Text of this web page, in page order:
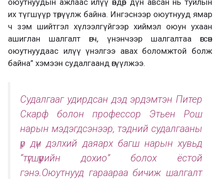
оюутнуудын ажлаас илүү өндөр дүн авсан нь туйлын
их түгшүүр төрүүлж байна. Ингэснээр оюутнууд ямар
ч зэм шийтгэл хүлээлгүйгээр хиймэл оюун ухаан
ашиглан шалгалт өгч, үнэнчээр шалгалтаа өгсөн
оюутнуудаас илүү үнэлгээ авах боломжтой болж
байна” хэмээн судалгаанд өгүүлжээ.
Судалгааг удирдсан дэд эрдэмтэн Питер
Скарф болон профессор Этьен Рош
нарын мэдэгдсэнээр, тэдний судалгааны
үр дүн дэлхий даяарх багш нарын хувьд
“түгшүүрийн дохио” болох ёстой
гэнэ.Оюутнууд гараараа бичиж шалгалт